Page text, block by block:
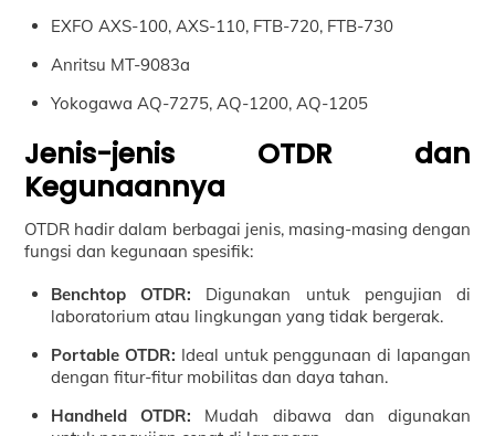
EXFO AXS-100, AXS-110, FTB-720, FTB-730
Anritsu MT-9083a
Yokogawa AQ-7275, AQ-1200, AQ-1205
Jenis-jenis OTDR dan
Kegunaannya
OTDR hadir dalam berbagai jenis, masing-masing dengan
fungsi dan kegunaan spesifik:
Benchtop OTDR: Digunakan untuk pengujian di
laboratorium atau lingkungan yang tidak bergerak.
Portable OTDR: Ideal untuk penggunaan di lapangan
dengan fitur-fitur mobilitas dan daya tahan.
Handheld OTDR: Mudah dibawa dan digunakan